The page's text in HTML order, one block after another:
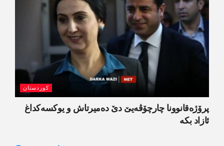
کوردستان
پرۆژەقانوونا چارچۆڤەیێ دێ دەمیرتاش و یوکسەکداغ
ئازاد بکە